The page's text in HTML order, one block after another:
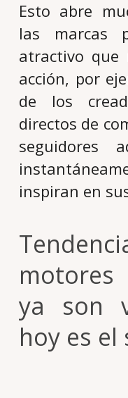
Esto abre
las marcas
atractivo que
acción, por
de los
directos de
seguidores
inspiran en
ya son
hoy es el